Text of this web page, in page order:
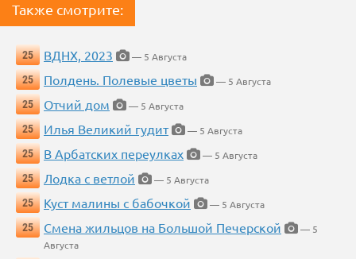
Также смотрите:
25 ВДНХ, 2023
— 5 Августа
25
Полдень. Полевые цветы
— 5 Августа
25
Отчий дом
— 5 Августа
25
Илья Великий гудит
— 5 Августа
25
В Арбатских переулках
— 5 Августа
25
Лодка с ветлой
— 5 Августа
25
Куст малины с бабочкой
— 5 Августа
25
Смена жильцов на Большой Печерской
— 5
Августа